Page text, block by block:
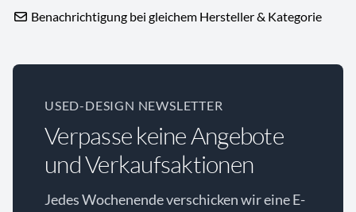
Benachrichtigung bei gleichem Hersteller & Kategorie
USED-DESIGN NEWSLETTER
Verpasse keine Angebote
und Verkaufsaktionen
Jedes Wochenende verschicken wir eine E-